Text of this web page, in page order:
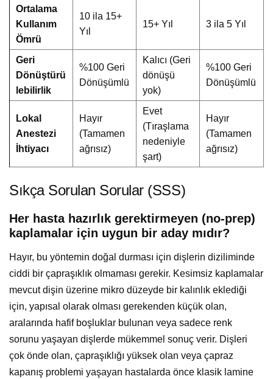
Ortalama
Kullanım
Ömrü
10 ila 15+
Yıl
15+ Yıl 3 ila 5 Yıl
Geri
Dönüştürü
lebilirlik
%100 Geri
Dönüşümlü
Kalıcı (Geri
dönüşü
yok)
%100 Geri
Dönüşümlü
Lokal
Anestezi
İhtiyacı
Hayır
(Tamamen
ağrısız)
Evet
(Tıraşlama
nedeniyle
şart)
Hayır
(Tamamen
ağrısız)
Sıkça Sorulan Sorular (SSS)
Her hasta hazırlık gerektirmeyen (no-prep)
kaplamalar için uygun bir aday mıdır?
Hayır, bu yöntemin doğal durması için dişlerin diziliminde
ciddi bir çapraşıklık olmaması gerekir. Kesimsiz kaplamalar
mevcut dişin üzerine mikro düzeyde bir kalınlık eklediği
için, yapısal olarak olması gerekenden küçük olan,
aralarında hafif boşluklar bulunan veya sadece renk
sorunu yaşayan dişlerde mükemmel sonuç verir. Dişleri
çok önde olan, çapraşıklığı yüksek olan veya çapraz
kapanış problemi yaşayan hastalarda önce klasik lamine